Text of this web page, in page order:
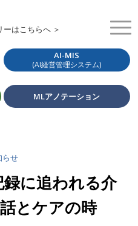
ーはこちらへ ＞
AI-MIS
(AI経営管理システム)
MLアノテーション
らせ
に追われる介
とケアの時